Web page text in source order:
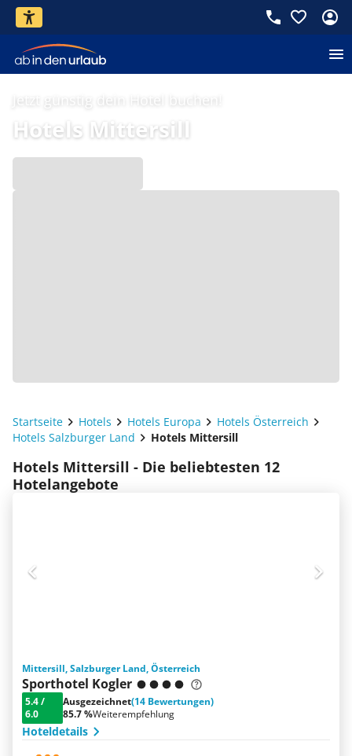
Jetzt günstig dein Hotel buchen!
Hotels Mittersill
Startseite Hotels Hotels Europa
Hotels Österreich
Hotels Salzburger Land
Hotels Mittersill
Hotels Mittersill - Die beliebtesten 12
Hotelangebote
Mittersill, Salzburger Land, Österreich
Sporthotel Kogler
5.4/
6.0
Ausgezeichnet(14 Bewertungen)
85.7 %Weiterempfehlung
Hoteldetails